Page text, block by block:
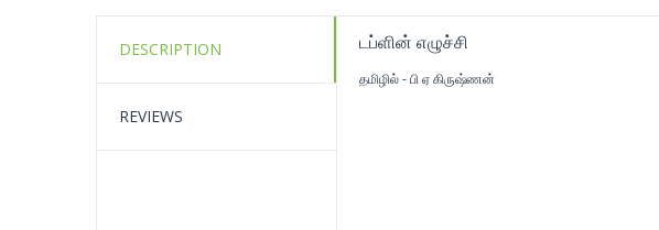
DESCRIPTION
REVIEWS
டப்ளின் எழுச்சி
தமிழில் - பி ஏ கிருஷ்ணன்